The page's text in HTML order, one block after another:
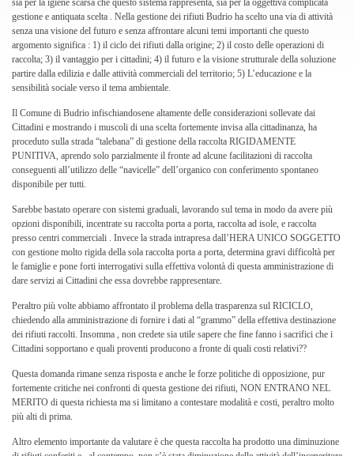
sia per la igiene scarsa che questo sistema rappresenta, sia per la oggettiva complicata
gestione e antiquata scelta . Nella gestione dei rifiuti Budrio ha scelto una via di attività
senza una visione del futuro e senza affrontare alcuni temi importanti che questo
argomento significa : 1) il ciclo dei rifiuti dalla origine; 2) il costo delle operazioni di
raccolta; 3) il vantaggio per i cittadini; 4) il futuro e la visione strutturale della soluzione
partire dalla edilizia e dalle attività commerciali del territorio; 5) L’educazione e la
sensibilità sociale verso il tema ambientale.
Il Comune di Budrio infischiandosene altamente delle considerazioni sollevate dai
Cittadini e mostrando i muscoli di una scelta fortemente invisa alla cittadinanza, ha
proceduto sulla strada “talebana” di gestione della raccolta RIGIDAMENTE
PUNITIVA, aprendo solo parzialmente il fronte ad alcune facilitazioni di raccolta
conseguenti all’utilizzo delle “navicelle” dell’organico con conferimento spontaneo
disponibile per tutti.
Sarebbe bastato operare con sistemi graduali, lavorando sul tema in modo da avere più
opzioni disponibili, incentrate su raccolta porta a porta, raccolta ad isole, e raccolta
presso centri commerciali . Invece la strada intrapresa dall’HERA UNICO SOGGETTO
con gestione molto rigida della sola raccolta porta a porta, determina gravi difficoltà per
le famiglie e pone forti interrogativi sulla effettiva volontà di questa amministrazione di
dare servizi ai Cittadini che essa dovrebbe rappresentare.
Peraltro più volte abbiamo affrontato il problema della trasparenza sul RICICLO,
chiedendo alla amministrazione di fornire i dati al “grammo” della effettiva destinazione
dei rifiuti raccolti. Insomma , non credete sia utile sapere che fine fanno i sacrifici che i
Cittadini sopportano e quali proventi producono a fronte di quali costi relativi??
Questa domanda rimane senza risposta e anche le forze politiche di opposizione, pur
fortemente critiche nei confronti di questa gestione dei rifiuti, NON ENTRANO NEL
MERITO di questa richiesta ma si limitano a contestare modalità e costi, peraltro molto
più alti di prima.
Altro elemento importante da valutare è che questa raccolta ha prodotto una diminuzione